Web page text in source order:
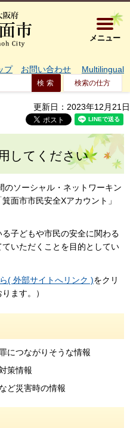
大阪府箕
メニュー
プ お問い合わせ Multilingual
検索の仕方
更新日：2023年12月21日
してください
ソーシャル・ネットワーキン
面市市民安全Xアカウント」
子どもや市民の安全に関わる
いただくことを目的としてい
( 外部サイトへリンク )をクリ
ます。）
につながりそうな情報
策情報
ど災害時の情報